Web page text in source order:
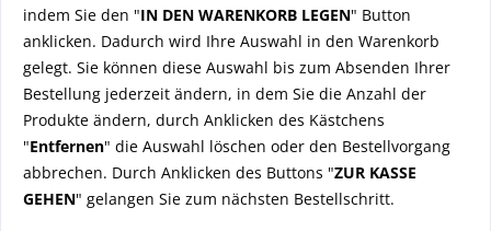
indem Sie den "IN DEN WARENKORB LEGEN" Button
anklicken. Dadurch wird Ihre Auswahl in den Warenkorb
gelegt. Sie können diese Auswahl bis zum Absenden Ihrer
Bestellung jederzeit ändern, in dem Sie die Anzahl der
Produkte ändern, durch Anklicken des Kästchens
"Entfernen" die Auswahl löschen oder den Bestellvorgang
abbrechen. Durch Anklicken des Buttons "ZUR KASSE
GEHEN" gelangen Sie zum nächsten Bestellschritt.